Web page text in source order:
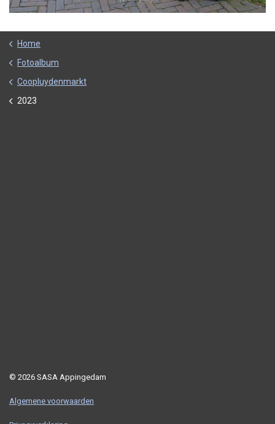
Home
Fotoalbum
Coopluydenmarkt
2023
© 2026 SASA Appingedam
Algemene voorwaarden